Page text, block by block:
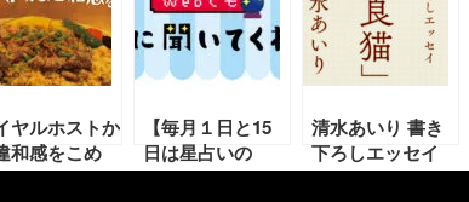
ヤルホストか
和感をこめ
／1月号・
【毎月１日と15
日は星占いの
日！】2／1～2／
清水あいり 書き
下ろしエッセイ
「野良猫」